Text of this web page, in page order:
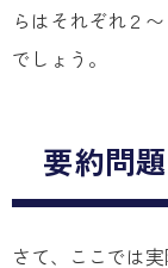
らはそれぞれ２
でしょう。
要約問
さて、ここでは